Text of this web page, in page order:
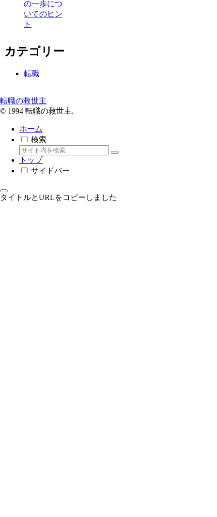
の一歩につ
いてのヒン
ト
カテゴリー
転職
転職の救世主
© 1994 転職の救世主.
ホーム
検索
トップ
サイドバー
タイトルとURLをコピーしました